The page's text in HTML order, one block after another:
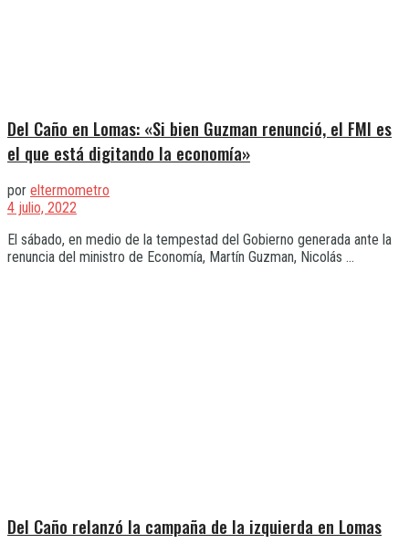
Del Caño en Lomas: «Si bien Guzman renunció, el FMI es
el que está digitando la economía»
por eltermometro
4 julio, 2022
El sábado, en medio de la tempestad del Gobierno generada ante la
renuncia del ministro de Economía, Martín Guzman, Nicolás ...
Del Caño relanzó la campaña de la izquierda en Lomas